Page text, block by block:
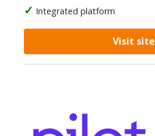
Integrated platform
Visit site